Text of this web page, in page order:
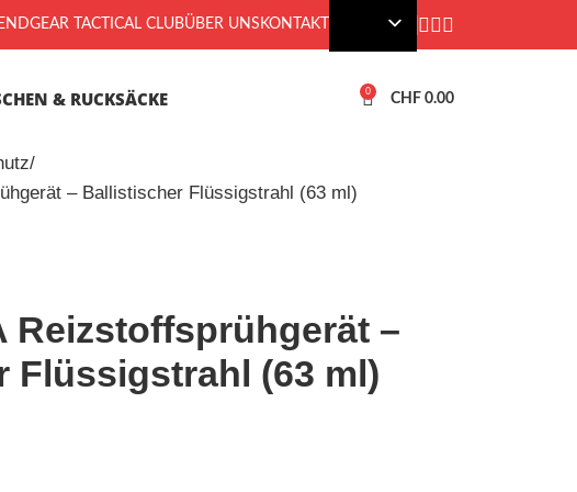
TACTICAL CLUBÜBER UNS KONTAKT
& RUCKSÄCKE 0 CHF 0.00
– Ballistischer Flüssigstrahl (63 ml)
Reizstoffsprühgerät –
Flüssigstrahl (63 ml)